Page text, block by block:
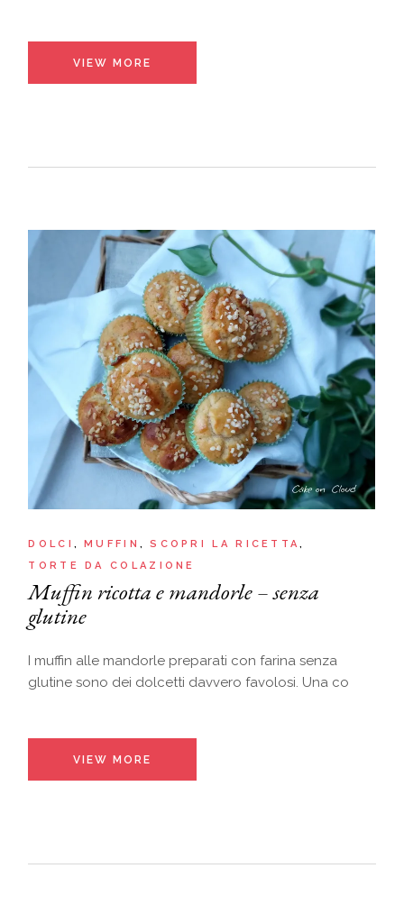
VIEW MORE
DOLCI MUFFIN
SCOPRI LA RICETTA
TORTE DA COLAZIONE
Muffin ricotta e mandorle – senza
glutine
I muffin alle mandorle preparati con farina senza
glutine sono dei dolcetti davvero favolosi. Una co
VIEW MORE